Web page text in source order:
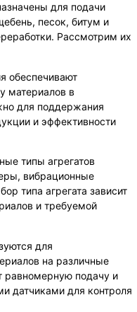
для подачи
песок, битум и
Рассмотрим их
обеспечивают
материалов в
для поддержания
и эффективности
типы агрегатов
вибрационные
типа агрегата зависит
и требуемой
для
на различные
равномерную подачу и
датчиками для контроля